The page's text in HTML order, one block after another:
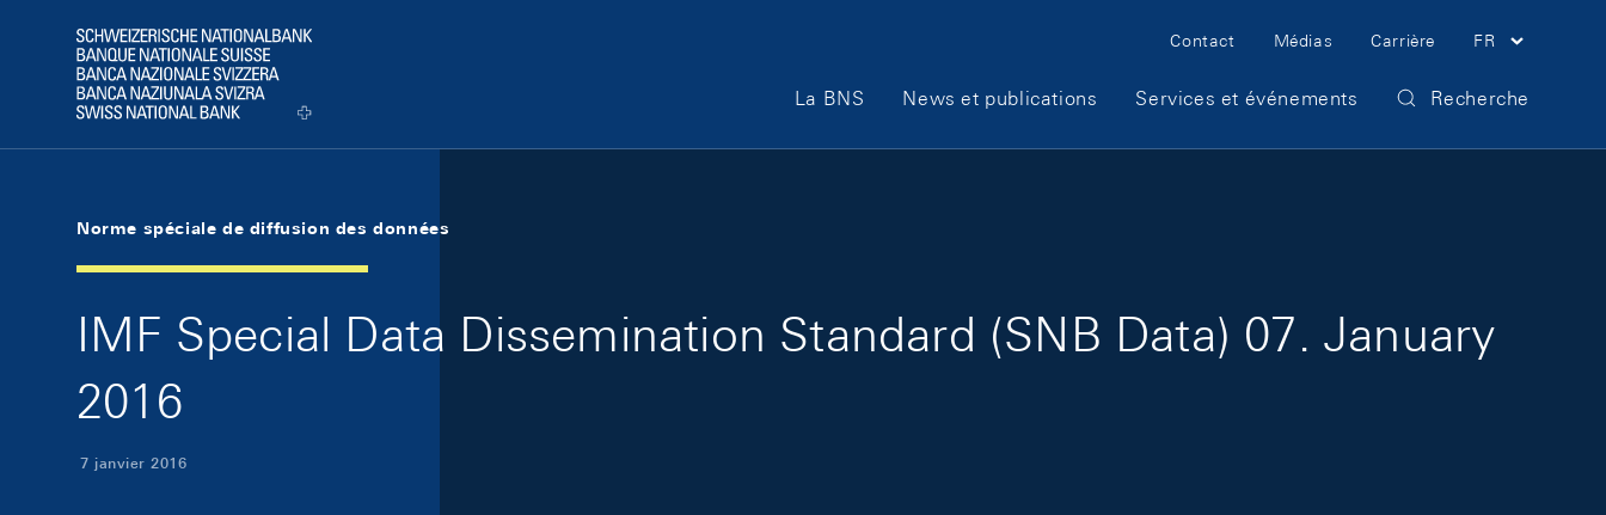
Logo
Meta Navigation
Contact Médias Carrière FR
Main Navigation
La BNS News et publications Services et événements Recherche
Norme spéciale de diffusion des données
IMF Special Data Dissemination Standard (SNB Data) 07. January
2016
7 janvier 2016